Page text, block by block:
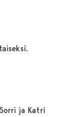
ja Katri